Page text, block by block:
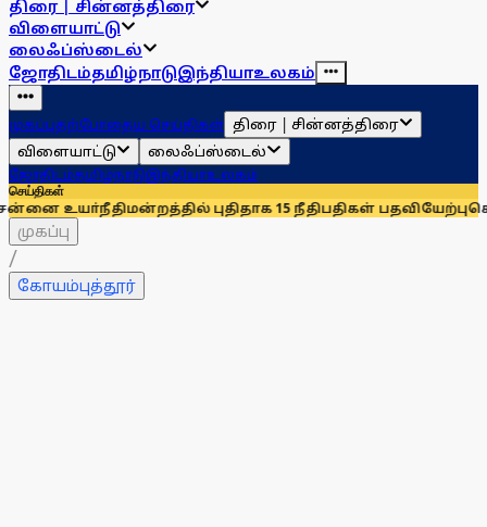
திரை | சின்னத்திரை
விளையாட்டு
லைஃப்ஸ்டைல்
ஜோதிடம்தமிழ்நாடுஇந்தியாஉலகம்
முகப்புதற்போதைய செய்திகள் திரை | சின்னத்திரை
விளையாட்டு
லைஃப்ஸ்டைல்
ஜோதிடம்தமிழ்நாடுஇந்தியாஉலகம்
செய்திகள்
புதிதாக 15 நீதிபதிகள் பதவியேற்புசென்னையில்
முகப்பு
/
கோயம்புத்தூர்